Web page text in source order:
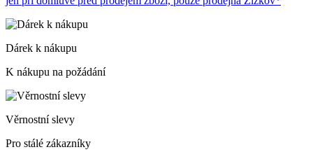
Dárek k nákupu
K nákupu na požádání
Věrnostní slevy
Pro stálé zákazníky